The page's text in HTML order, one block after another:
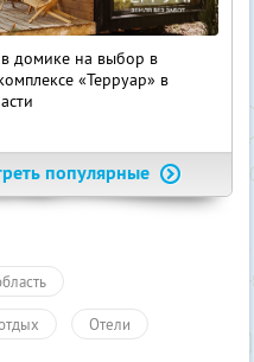
домике на выбор в
«Терруар» в
популярные
Отели